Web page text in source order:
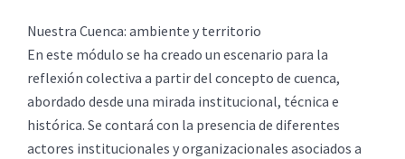
Nuestra Cuenca: ambiente y territorio
En este módulo se ha creado un escenario para la
reflexión colectiva a partir del concepto de cuenca,
abordado desde una mirada institucional, técnica e
histórica. Se contará con la presencia de diferentes
actores institucionales y organizacionales asociados a